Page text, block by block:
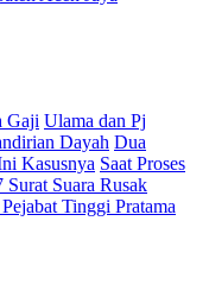
Gaji Ulama dan Pj
Dayah Dua
Kasusnya Saat Proses
Surat Suara Rusak
Tinggi Pratama